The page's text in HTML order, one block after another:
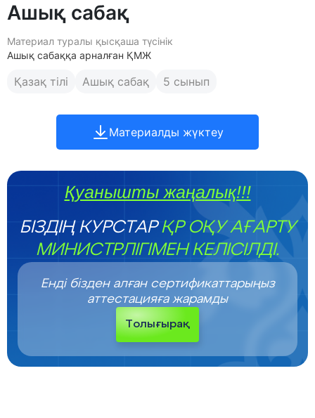
Ашық сабақ
Материал туралы қысқаша түсінік
Ашық сабаққа арналған ҚМЖ
Қазақ тілі Ашық сабақ 5 сынып
Материалды жүктеу
Қуанышты жаңалық!!!
БІЗДІҢ КУРСТАРҚР ОҚУ АҒАРТУ
МИНИСТРЛІГІМЕН КЕЛІСІЛДІ.
Енді бізден алған сертификаттарыңыз
аттестацияға жарамды
Толығырақ